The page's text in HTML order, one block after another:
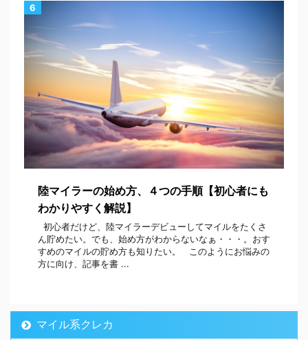
6
陸マイラーの始め方、４つの手順【初心者にも
わかりやすく解説】
初心者だけど、陸マイラーデビューしてマイルをたくさ
ん貯めたい。でも、始め方がわからないなぁ・・・。おす
すめのマイルの貯め方も知りたい。 このようにお悩みの
方に向け、記事を書 ...
マイル系クレカ